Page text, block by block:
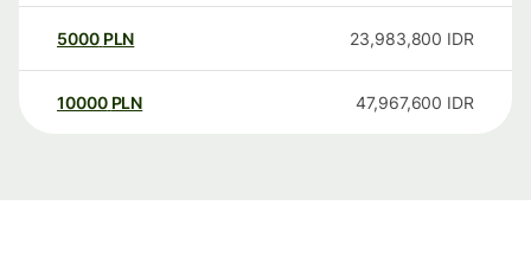
5000 PLN 23,983,800 IDR
10000 PLN 47,967,600 IDR